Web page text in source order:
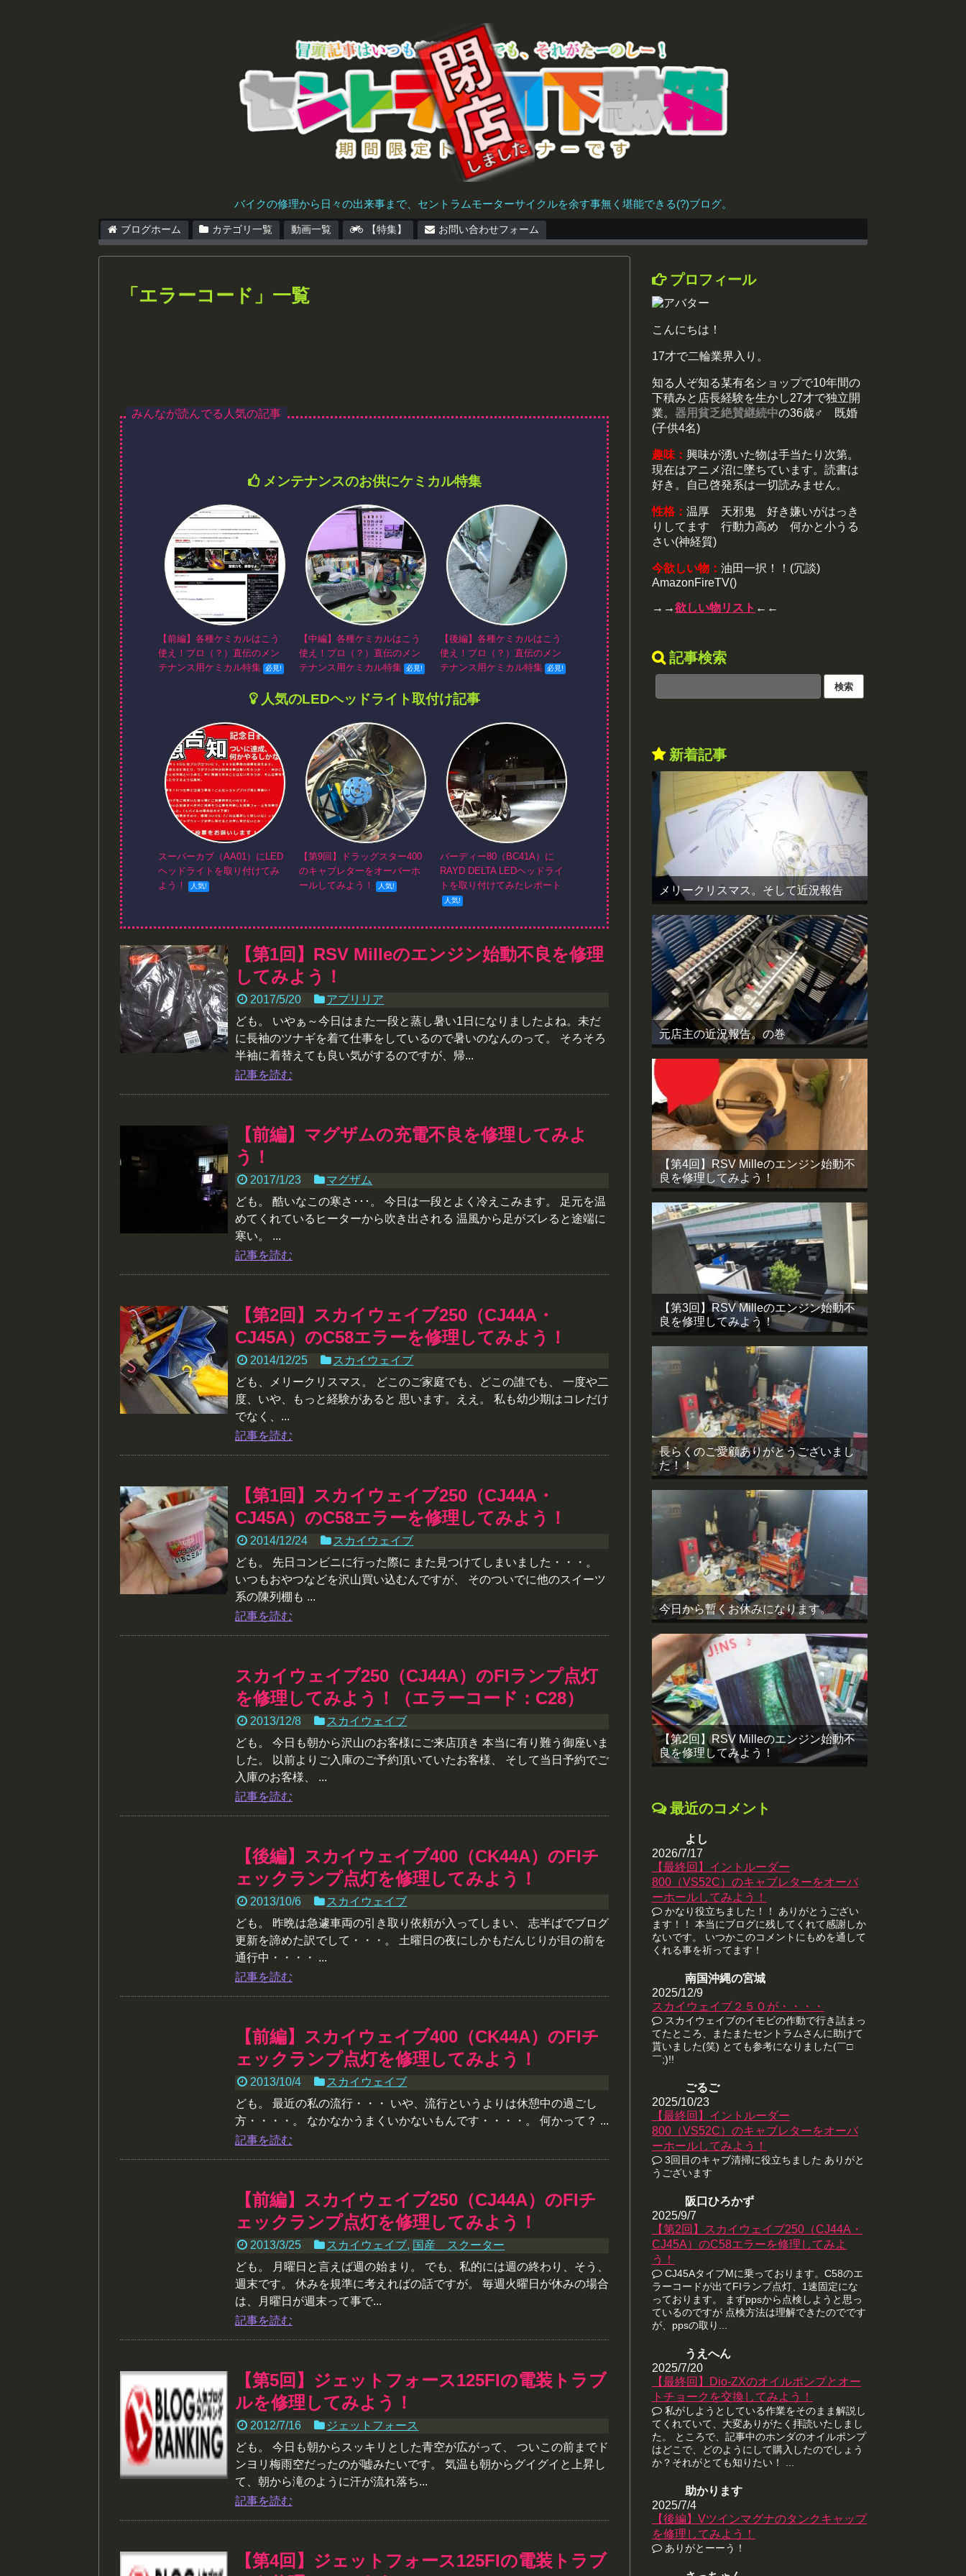
バイクの修理から日々の出来事まで、セントラムモーターサイクルを余す事無く堪能できる(?)ブログ。
ブログホーム カテゴリ一覧 動画一覧 【特集】 お問い合わせフォーム
「 エラーコード 」 一覧
メンテナンスのお供にケミカル特集
【前編】各種ケミカルはこう
使え！プロ（？）直伝のメン
テナンス用ケミカル特集
【中編】各種ケミカルはこう
使え！プロ（？）直伝のメン
テナンス用ケミカル特集
【後編】各種ケミカルはこう
使え！プロ（？）直伝のメン
テナンス用ケミカル特集
人気のLEDヘッドライト取付け記事
スーパーカブ（AA01）にLED
ヘッドライトを取り付けてみ
よう！
【第9回】ドラッグスター400
のキャブレターをオーバーホ
ールしてみよう！
バーディー80（BC41A）に
RAYD DELTA LEDヘッドライ
トを取り付けてみたレポート
【第1回】RSV Milleのエンジン始動不良を修理
してみよう！
2017/5/20
アプリリア
ども。 いやぁ～今日はまた一段と蒸し暑い1日になりましたよね。未だ
に長袖のツナギを着て仕事をしているので暑いのなんのって。 そろそろ
半袖に着替えても良い気がするのですが、帰...
記事を読む
【前編】マグザムの充電不良を修理してみよ
う！
2017/1/23
マグザム
ども。 酷いなこの寒さ･･･。 今日は一段とよく冷えこみます。 足元を温
めてくれているヒーターから吹き出される 温風から足がズレると途端に
寒い。 ...
記事を読む
【第2回】スカイウェイブ250（CJ44A・
CJ45A）のC58エラーを修理してみよう！
2014/12/25
スカイウェイブ
ども、メリークリスマス。 どこのご家庭でも、どこの誰でも、 一度や二
度、いや、もっと経験があると 思います。ええ。 私も幼少期はコレだけ
でなく、...
記事を読む
【第1回】スカイウェイブ250（CJ44A・
CJ45A）のC58エラーを修理してみよう！
2014/12/24
スカイウェイブ
ども。 先日コンビニに行った際に また見つけてしまいました・・・。
いつもおやつなどを沢山買い込むんですが、 そのついでに他のスイーツ
系の陳列棚も ...
記事を読む
スカイウェイブ250（CJ44A）のFIランプ点灯
を修理してみよう！（エラーコード：C28）
2013/12/8
スカイウェイブ
ども。 今日も朝から沢山のお客様にご来店頂き 本当に有り難う御座いま
した。 以前よりご入庫のご予約頂いていたお客様、 そして当日予約でご
入庫のお客様、 ...
記事を読む
【後編】スカイウェイブ400（CK44A）のFIチ
ェックランプ点灯を修理してみよう！
2013/10/6
スカイウェイブ
ども。 昨晩は急遽車両の引き取り依頼が入ってしまい、 志半ばでブログ
更新を諦めた訳でして・・・。 土曜日の夜にしかもだんじりが目の前を
通行中・・・・ ...
記事を読む
【前編】スカイウェイブ400（CK44A）のFIチ
ェックランプ点灯を修理してみよう！
2013/10/4
スカイウェイブ
ども。 最近の私の流行・・・ いや、流行というよりは休憩中の過ごし
方・・・・。 なかなかうまくいかないもんです・・・・。 何かって？ ...
記事を読む
【前編】スカイウェイブ250（CJ44A）のFIチ
ェックランプ点灯を修理してみよう！
2013/3/25 スカイウェイブ, 国産 スクーター
ども。 月曜日と言えば週の始まり。 でも、私的には週の終わり、そう、
週末です。 休みを規準に考えればの話ですが。 毎週火曜日が休みの場合
は、月曜日が週末って事で...
記事を読む
【第5回】ジェットフォース125FIの電装トラブ
ルを修理してみよう！
2012/7/16
ジェットフォース
ども。 今日も朝からスッキリとした青空が広がって、 ついこの前までド
ンヨリ梅雨空だったのが嘘みたいです。 気温も朝からグイグイと上昇し
て、朝から滝のように汗が流れ落ち...
記事を読む
【第4回】ジェットフォース125FIの電装トラブ
プロフィール
こんにちは！
17才で二輪業界入り。
知る人ぞ知る某有名ショップで10年間の
下積みと店長経験を生かし27才で独立開
業。 器用貧乏絶賛継続中の36歳♂ 既婚
(子供4名)
趣味： 興味が湧いた物は手当たり次第。
現在はアニメ沼に墜ちています。読書は
好き。自己啓発系は一切読みません。
性格： 温厚 天邪鬼 好き嫌いがはっき
りしてます 行動力高め 何かと小うる
さい(神経質)
今欲しい物： 油田一択！！(冗談)
AmazonFireTV()
→→欲しい物リスト ←←
記事検索
新着記事
メリークリスマス。そして近況報告
元店主の近況報告。の巻
【第4回】RSV Milleのエンジン始動不
良を修理してみよう！
【第3回】RSV Milleのエンジン始動不
良を修理してみよう！
長らくのご愛顧ありがとうございまし
た！！
今日から暫くお休みになります。
【第2回】RSV Milleのエンジン始動不
良を修理してみよう！
最近のコメント
よし
2026/7/17
【最終回】イントルーダー
800（VS52C）のキャブレターをオーバ
ーホールしてみよう！
かなり役立ちました！！ ありがとうござい
ます！！ 本当にブログに残してくれて感謝しか
ないです。 いつかこのコメントにもめを通して
くれる事を祈ってます！
南国沖縄の宮城
2025/12/9
スカイウェイブ２５０が・・・・
スカイウェイブのイモビの作動で行き詰まっ
てたところ、またまたセントラムさんに助けて
貰いました(笑) とても参考になりました(￣□
￣;)!!
ごるご
2025/10/23
【最終回】イントルーダー
800（VS52C）のキャブレターをオーバ
ーホールしてみよう！
3回目のキャブ清掃に役立ちました ありがと
うございます
阪口ひろかず
2025/9/7
【第2回】スカイウェイブ250（CJ44A・
CJ45A）のC58エラーを修理してみよ
う！
CJ45AタイプMに乗っております。C58のエ
ラーコードが出てFIランプ点灯、1速固定にな
っております。 まずppsから点検しようと思っ
ているのですが 点検方法は理解できたのでです
が、ppsの取り...
うえへん
2025/7/20
【最終回】Dio-ZXのオイルポンプとオー
トチョークを交換してみよう！
私がしようとしている作業をそのまま解説し
てくれていて、大変ありがたく拝読いたしまし
た。 ところで、記事中のホンダのオイルポンプ
はどこで、どのようにして購入したのでしょう
か？それがとても知りたい！ ...
助かります
2025/7/4
【後編】Vツインマグナのタンクキャップ
を修理してみよう！
ありがとーーう！